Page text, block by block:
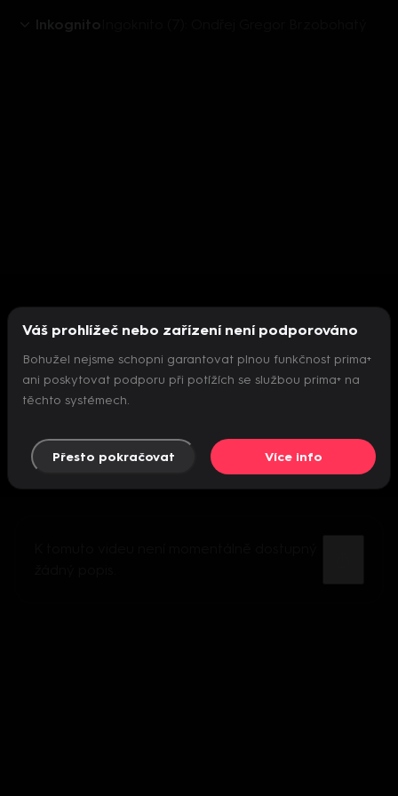
Inkognito
Nepodařilo se inicializovat přehrávač
Váš prohlížeč nebo zařízení není podporováno
Bohužel nejsme schopni garantovat plnou funkčnost prima+
ani poskytovat podporu při potížích se službou prima+ na
těchto systémech.
Přesto pokračovat Více info